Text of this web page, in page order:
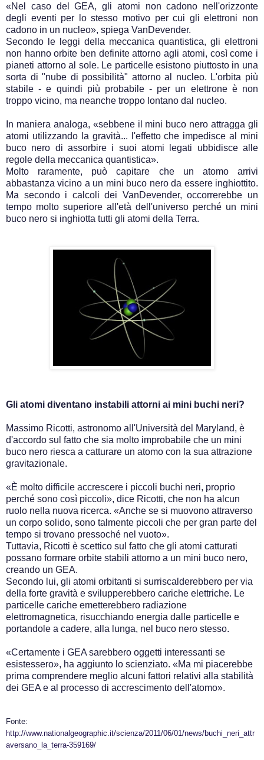
«Nel caso del GEA, gli atomi non cadono nell'orizzonte
degli eventi per lo stesso motivo per cui gli elettroni non
cadono in un nucleo», spiega VanDevender.
Secondo le leggi della meccanica quantistica, gli elettroni
non hanno orbite ben definite attorno agli atomi, così come i
pianeti attorno al sole. Le particelle esistono piuttosto in una
sorta di "nube di possibilità" attorno al nucleo. L'orbita più
stabile - e quindi più probabile - per un elettrone è non
troppo vicino, ma neanche troppo lontano dal nucleo.
In maniera analoga, «sebbene il mini buco nero attragga gli
atomi utilizzando la gravità... l'effetto che impedisce al mini
buco nero di assorbire i suoi atomi legati ubbidisce alle
regole della meccanica quantistica».
Molto raramente, può capitare che un atomo arrivi
abbastanza vicino a un mini buco nero da essere inghiottito.
Ma secondo i calcoli dei VanDevender, occorrerebbe un
tempo molto superiore all'età dell'universo perché un mini
buco nero si inghiotta tutti gli atomi della Terra.
Gli atomi diventano instabili attorni ai mini buchi neri?
Massimo Ricotti, astronomo all'Università del Maryland, è
d'accordo sul fatto che sia molto improbabile che un mini
buco nero riesca a catturare un atomo con la sua attrazione
gravitazionale.
«È molto difficile accrescere i piccoli buchi neri, proprio
perché sono così piccoli», dice Ricotti, che non ha alcun
ruolo nella nuova ricerca. «Anche se si muovono attraverso
un corpo solido, sono talmente piccoli che per gran parte del
tempo si trovano pressoché nel vuoto».
Tuttavia, Ricotti è scettico sul fatto che gli atomi catturati
possano formare orbite stabili attorno a un mini buco nero,
creando un GEA.
Secondo lui, gli atomi orbitanti si surriscalderebbero per via
della forte gravità e svilupperebbero cariche elettriche. Le
particelle cariche emetterebbero radiazione
elettromagnetica, risucchiando energia dalle particelle e
portandole a cadere, alla lunga, nel buco nero stesso.
«Certamente i GEA sarebbero oggetti interessanti se
esistessero», ha aggiunto lo scienziato. «Ma mi piacerebbe
prima comprendere meglio alcuni fattori relativi alla stabilità
dei GEA e al processo di accrescimento dell'atomo».
Fonte:
http://www.nationalgeographic.it/scienza/2011/06/01/news/buchi_neri_attr
aversano_la_terra-359169/